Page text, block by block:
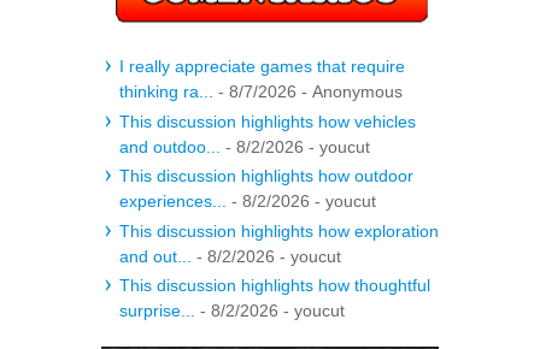
I really appreciate games that require
thinking ra...
- 8/7/2026 - Anonymous
This discussion highlights how vehicles
and outdoo...
- 8/2/2026 - youcut
This discussion highlights how outdoor
experiences...
- 8/2/2026 - youcut
This discussion highlights how exploration
and out...
- 8/2/2026 - youcut
This discussion highlights how thoughtful
surprise...
- 8/2/2026 - youcut